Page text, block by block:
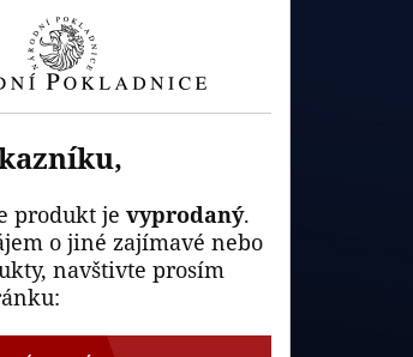
produkt je vyprodaný.
o jiné zajímavé nebo
navštivte prosím